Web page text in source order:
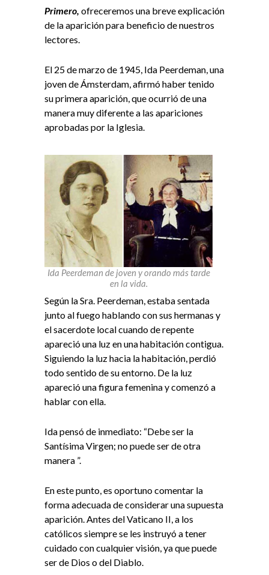
Primero, ofreceremos una breve explicación
de la aparición para beneficio de nuestros
lectores.
El 25 de marzo de 1945, Ida Peerdeman, una
joven de Ámsterdam, afirmó haber tenido
su primera aparición, que ocurrió de una
manera muy diferente a las apariciones
aprobadas por la Iglesia.
Ida Peerdeman de joven y orando más tarde
en la vida.
Según la Sra. Peerdeman, estaba sentada
junto al fuego hablando con sus hermanas y
el sacerdote local cuando de repente
apareció una luz en una habitación contigua.
Siguiendo la luz hacia la habitación, perdió
todo sentido de su entorno. De la luz
apareció una figura femenina y comenzó a
hablar con ella.
Ida pensó de inmediato: “Debe ser la
Santísima Virgen; no puede ser de otra
manera ”.
En este punto, es oportuno comentar la
forma adecuada de considerar una supuesta
aparición. Antes del Vaticano II, a los
católicos siempre se les instruyó a tener
cuidado con cualquier visión, ya que puede
ser de Dios o del Diablo.